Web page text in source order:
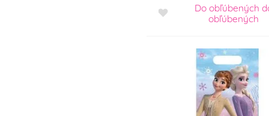
Do obľúbených
obľúbených